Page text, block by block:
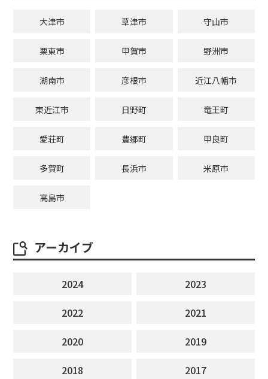
大津市 草津市 守山市
栗東市 甲賀市 野洲市
湖南市 彦根市 近江八幡市
東近江市 日野町 竜王町
愛荘町 豊郷町 甲良町
多賀町 長浜市 米原市
高島市
アーカイブ
2024
2023
2022
2021
2020
2019
2018
2017